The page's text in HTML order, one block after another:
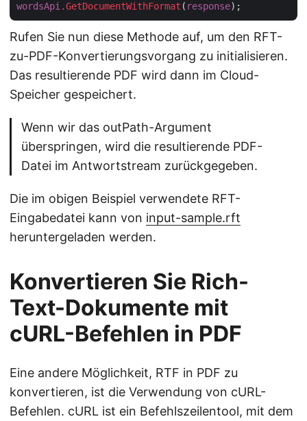
wordsApi .GetDocumentWithFormat ( response
Rufen Sie nun diese Methode auf, um den RFT-
zu-PDF-Konvertierungsvorgang zu initialisieren.
Das resultierende PDF wird dann im Cloud-
Speicher gespeichert.
Wenn wir das outPath-Argument
überspringen, wird die resultierende PDF-
Datei im Antwortstream zurückgegeben.
Die im obigen Beispiel verwendete RFT-
Eingabedatei kann von input-sample.rft
heruntergeladen werden.
Konvertieren Sie Rich-
Text-Dokumente mit
cURL-Befehlen in PDF
Eine andere Möglichkeit, RTF in PDF zu
konvertieren, ist die Verwendung von cURL-
Befehlen. cURL ist ein Befehlszeilentool, mit dem